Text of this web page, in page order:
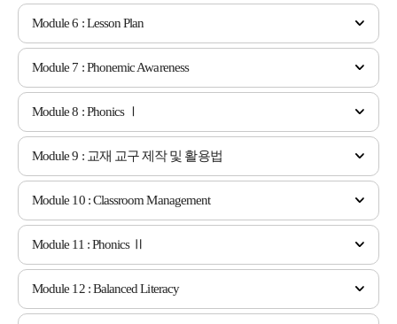
Module 6 : Lesson Plan
Module 7 : Phonemic Awareness
Module 8 : Phonics Ⅰ
Module 9 : 교재 교구 제작 및 활용법
Module 10 : Classroom Management
Module 11 : Phonics Ⅱ
Module 12 : Balanced Literacy